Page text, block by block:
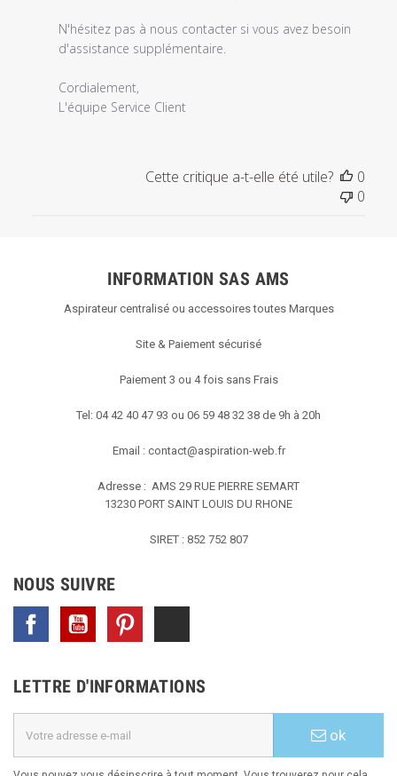
N'hésitez pas à nous contacter si vous avez besoin
d'assistance supplémentaire.
Cordialement,
L'équipe Service Client
Cette critique a-t-elle été utile?
0
0
INFORMATION SAS AMS
Aspirateur centralisé ou accessoires toutes Marques
Site & Paiement sécurisé
Paiement 3 ou 4 fois sans Frais
Tel: 04 42 40 47 93 ou 06 59 48 32 38 de 9h à 20h
Email : contact@aspiration-web.fr
Adresse : AMS 29 RUE PIERRE SEMART
13230 PORT SAINT LOUIS DU RHONE
SIRET : 852 752 807
NOUS SUIVRE
Facebook YouTube
LETTRE D'INFORMATIONS
ok